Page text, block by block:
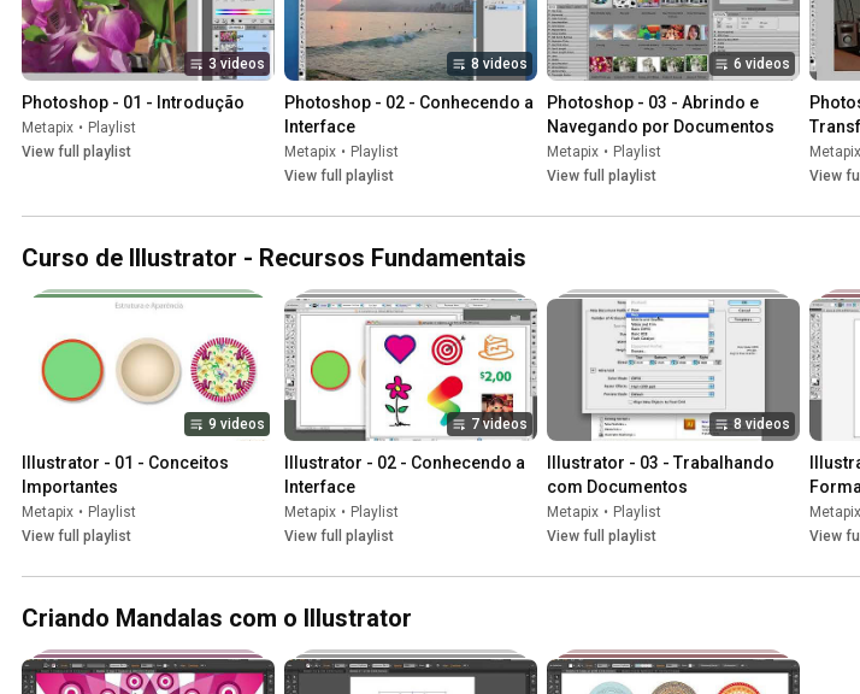
3 videos
Photoshop - 01 - Introdução
Metapix • Playlist
View full playlist
8 videos
Photoshop - 02 - Conhecendo a
Interface
Metapix • Playlist
View full playlist
6 videos
Photoshop - 03 - Abrindo e
Navegando por Documentos
Metapix • Playlist
View full playlist
Metapix
View
Curso de Illustrator - Recursos Fundamentais
9 videos
Illustrator - 01 - Conceitos
Importantes
Metapix • Playlist
View full playlist
7 videos
Illustrator - 02 - Conhecendo a
Interface
Metapix • Playlist
View full playlist
8 videos
Illustrator - 03 - Trabalhando
com Documentos
Metapix • Playlist
View full playlist
Metapix
View
Criando Mandalas com o Illustrator